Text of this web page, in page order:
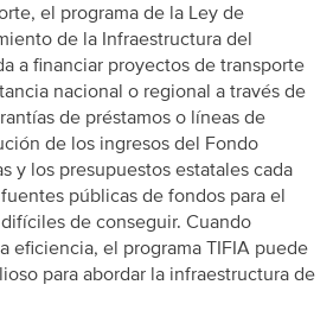
el programa de la Ley de
de la Infraestructura del
a financiar proyectos de transporte
nacional o regional a través de
de préstamos o líneas de
de los ingresos del Fondo
y los presupuestos estatales cada
públicas de fondos para el
de conseguir. Cuando
eficiencia, el programa TIFIA puede
para abordar la infraestructura de